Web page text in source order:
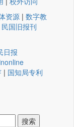
资源 | 数字教
民国旧报刊
日报
| 国知局专利